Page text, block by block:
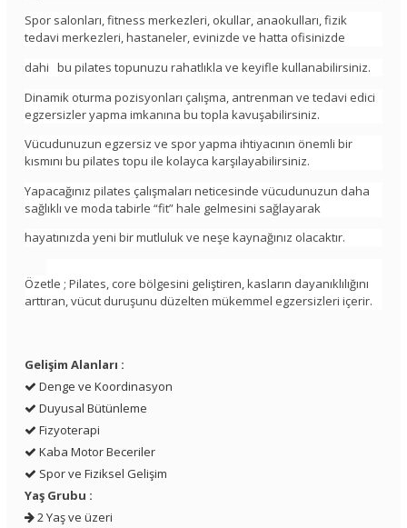
Spor salonları, fitness merkezleri, okullar, anaokulları, fizik
tedavi merkezleri, hastaneler, evinizde ve hatta ofisinizde
dahi bu pilates topunuzu rahatlıkla ve keyifle kullanabilirsiniz.
Dinamik oturma pozisyonları çalışma, antrenman ve tedavi edici
egzersizler yapma imkanına bu topla kavuşabilirsiniz.
Vücudunuzun egzersiz ve spor yapma ihtiyacının önemli bir
kısmını bu pilates topu ile kolayca karşılayabilirsiniz.
Yapacağınız pilates çalışmaları neticesinde vücudunuzun daha
sağlıklı ve moda tabirle “fit” hale gelmesini sağlayarak
hayatınızda yeni bir mutluluk ve neşe kaynağınız olacaktır.
Özetle ; Pilates, core bölgesini geliştiren, kasların dayanıklılığını
arttıran, vücut duruşunu düzelten mükemmel egzersizleri içerir.
Gelişim Alanları :
Denge ve Koordinasyon
Duyusal Bütünleme
Fizyoterapi
Kaba Motor Beceriler
Spor ve Fiziksel Gelişim
Yaş Grubu :
2 Yaş ve üzeri